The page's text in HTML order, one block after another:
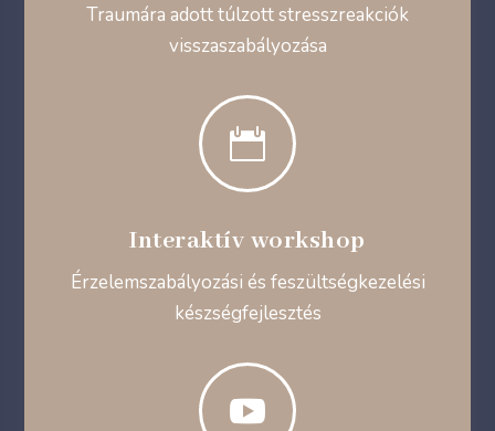
Traumára adott túlzott stresszreakciók
visszaszabályozása

Interaktív workshop
Érzelemszabályozási és feszültségkezelési
készségfejlesztés
